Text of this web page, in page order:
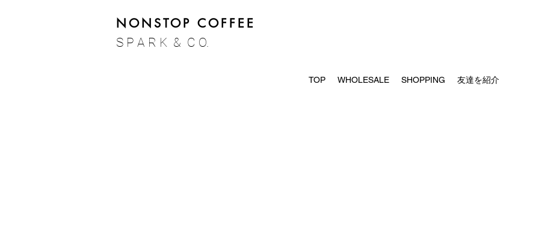
NONSTOP COFFEE
S P A R K & C O.
TOP WHOLESALE SHOPPING 友達を紹介